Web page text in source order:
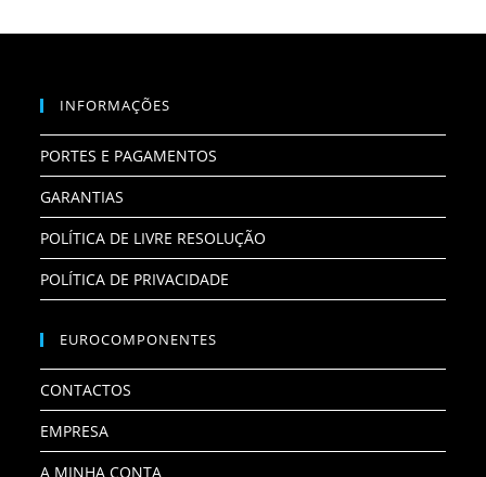
INFORMAÇÕES
PORTES E PAGAMENTOS
GARANTIAS
POLÍTICA DE LIVRE RESOLUÇÃO
POLÍTICA DE PRIVACIDADE
EUROCOMPONENTES
CONTACTOS
EMPRESA
A MINHA CONTA